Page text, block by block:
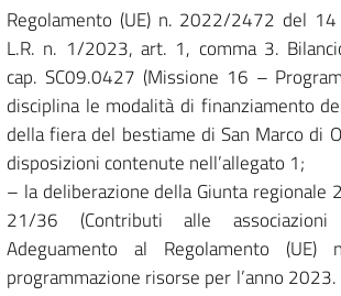
Regolamento (UE) n. 2022/2472 del
L.R. n. 1/2023, art. 1, comma 3.
cap. SC09.0427 (Missione 16 –
disciplina le modalità di finanziamento
della fiera del bestiame di San Marco di
disposizioni contenute nell’allegato 1;
– la deliberazione della Giunta regionale
21/36 (Contributi alle
Adeguamento al Regolamento
programmazione risorse per l’anno